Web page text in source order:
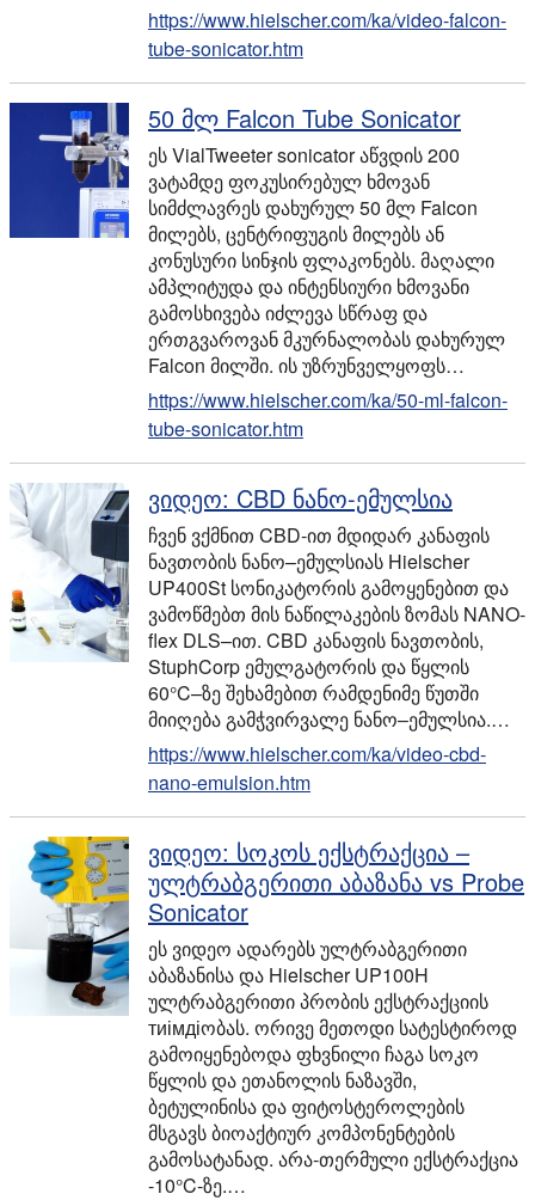
https://www.hielscher.com/ka/video-falcon-
tube-sonicator.htm
50 მლ Falcon Tube Sonicator
ეს VialTweeter sonicator აწვდის 200
ვატამდე ფოკუსირებულ ხმოვან
სიმძლავრეს დახურულ 50 მლ Falcon
მილებს, ცენტრიფუგის მილებს ან
კონუსური სინჯის ფლაკონებს. მაღალი
ამპლიტუდა და ინტენსიური ხმოვანი
გამოსხივება იძლევა სწრაფ და
ერთგვაროვან მკურნალობას დახურულ
Falcon მილში. ის უზრუნველყოფს…
https://www.hielscher.com/ka/50-ml-falcon-
tube-sonicator.htm
ვიდეო: CBD ნანო-ემულსია
ჩვენ ვქმნით CBD-ით მდიდარ კანაფის
ნავთობის ნანო–ემულსიას Hielscher
UP400St სონიკატორის გამოყენებით და
ვამოწმებთ მის ნაწილაკების ზომას NANO-
flex DLS–ით. CBD კანაფის ნავთობის,
StuphCorp ემულგატორის და წყლის
60°C–ზე შეხამებით რამდენიმე წუთში
მიიღება გამჭვირვალე ნანო–ემულსია.…
https://www.hielscher.com/ka/video-cbd-
nano-emulsion.htm
ვიდეო: სოკოს ექსტრაქცია –
ულტრაბგერითი აბაზანა vs Probe
Sonicator
ეს ვიდეო ადარებს ულტრაბგერითი
აბაზანისა და Hielscher UP100H
ულტრაბგერითი პრობის ექსტრაქციის
тиімдіობას. ორივე მეთოდი სატესტიროდ
გამოიყენებოდა ფხვნილი ჩაგა სოკო
წყლის და ეთანოლის ნაზავში,
ბეტულინისა და ფიტოსტეროლების
მსგავს ბიოაქტიურ კომპონენტების
გამოსატანად. არა-თერმული ექსტრაქცია
-10°C-ზე.…